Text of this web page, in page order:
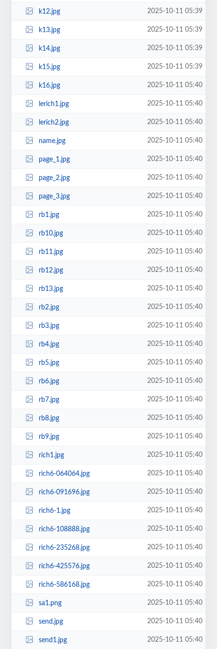
k12.jpg 2025-10-11 05:39
k13.jpg 2025-10-11 05:39
k14.jpg 2025-10-11 05:39
k15.jpg 2025-10-11 05:39
k16.jpg 2025-10-11 05:40
lerich1.jpg 2025-10-11 05:40
lerich2.jpg 2025-10-11 05:40
name.jpg 2025-10-11 05:40
page_1.jpg 2025-10-11 05:40
page_2.jpg 2025-10-11 05:40
page_3.jpg 2025-10-11 05:40
rb1.jpg 2025-10-11 05:40
rb10.jpg 2025-10-11 05:40
rb11.jpg 2025-10-11 05:40
rb12.jpg 2025-10-11 05:40
rb13.jpg 2025-10-11 05:40
rb2.jpg 2025-10-11 05:40
rb3.jpg 2025-10-11 05:40
rb4.jpg 2025-10-11 05:40
rb5.jpg 2025-10-11 05:40
rb6.jpg 2025-10-11 05:40
rb7.jpg 2025-10-11 05:40
rb8.jpg 2025-10-11 05:40
rb9.jpg 2025-10-11 05:40
rich1.jpg 2025-10-11 05:40
rich6-064064.jpg 2025-10-11 05:40
rich6-091696.jpg 2025-10-11 05:40
rich6-1.jpg 2025-10-11 05:40
rich6-108888.jpg 2025-10-11 05:40
rich6-235268.jpg 2025-10-11 05:40
rich6-425576.jpg 2025-10-11 05:40
rich6-586168.jpg 2025-10-11 05:40
sa1.png 2025-10-11 05:40
send.jpg 2025-10-11 05:40
send1.jpg 2025-10-11 05:40